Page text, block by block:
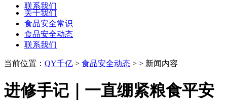
联系我们
关于我们
食品安全常识
食品安全动态
联系我们
当前位置： QY千亿 > 食品安全动态 > > 新闻内容
进修手记｜一直绷紧粮食平安